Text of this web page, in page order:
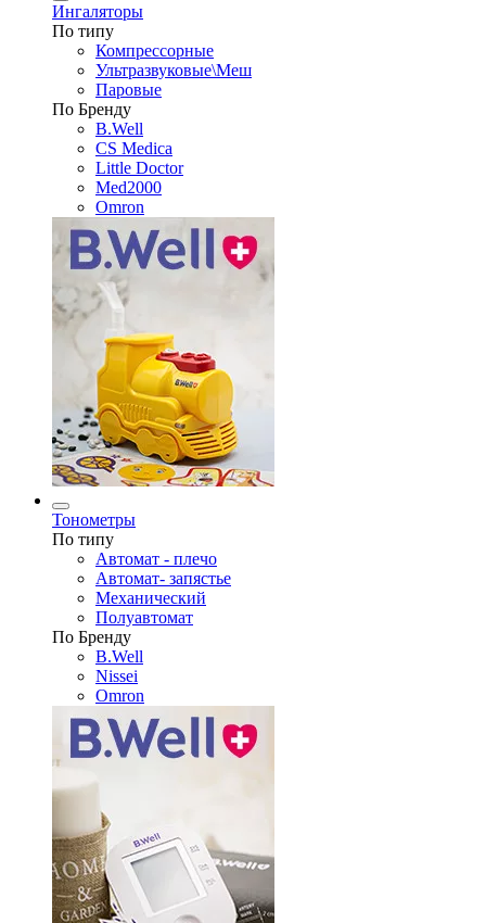
Ингаляторы
По типу
Компрессорные
Ультразвуковые\Меш
Паровые
По Бренду
B.Well
CS Medica
Little Doctor
Med2000
Omron
Тонометры
По типу
Автомат - плечо
Автомат- запястье
Механический
Полуавтомат
По Бренду
B.Well
Nissei
Omron